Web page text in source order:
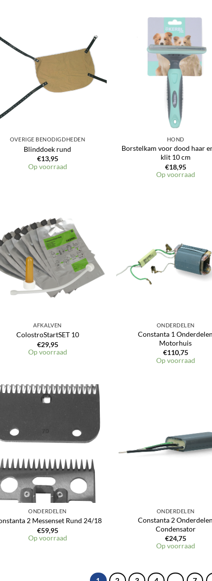
Toevoegen
aan
verlanglijst
OVERIGE BENODIGDHEDEN
Blinddoek rund
€13,95
Op voorraad
HOND
Borstelkam voor dood haar
klit 10 cm
€18,95
Op voorraad
Toevoegen
verlanglijst
AFKALVEN
ColostroStartSET 10
€29,95
Op voorraad
ONDERDELEN
Constanta 1 Onderdelen
Motorhuis
€110,75
Op voorraad
Toevoegen
ONDERDELEN
2 Messenset Rund 24/18
€59,95
Op voorraad
ONDERDELEN
Constanta 2 Onderdelen
Condensator
€24,75
Op voorraad